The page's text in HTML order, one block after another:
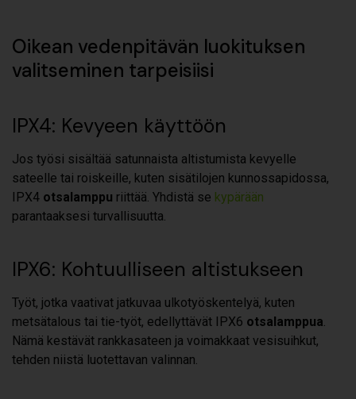
Oikean vedenpitävän luokituksen
valitseminen tarpeisiisi
IPX4: Kevyeen käyttöön
Jos työsi sisältää satunnaista altistumista kevyelle
sateelle tai roiskeille, kuten sisätilojen kunnossapidossa,
IPX4 otsalamppu riittää. Yhdistä se kypärään
parantaaksesi turvallisuutta.
IPX6: Kohtuulliseen altistukseen
Työt, jotka vaativat jatkuvaa ulkotyöskentelyä, kuten
metsätalous tai tie-työt, edellyttävät IPX6 otsalamppua.
Nämä kestävät rankkasateen ja voimakkaat vesisuihkut,
tehden niistä luotettavan valinnan.